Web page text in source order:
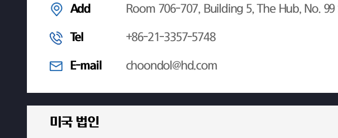
Add Room 706-707, Building 5, The Hub, No.
Tel +86-21-3357-5748
E-mail choondol@hd.com
미국 법인